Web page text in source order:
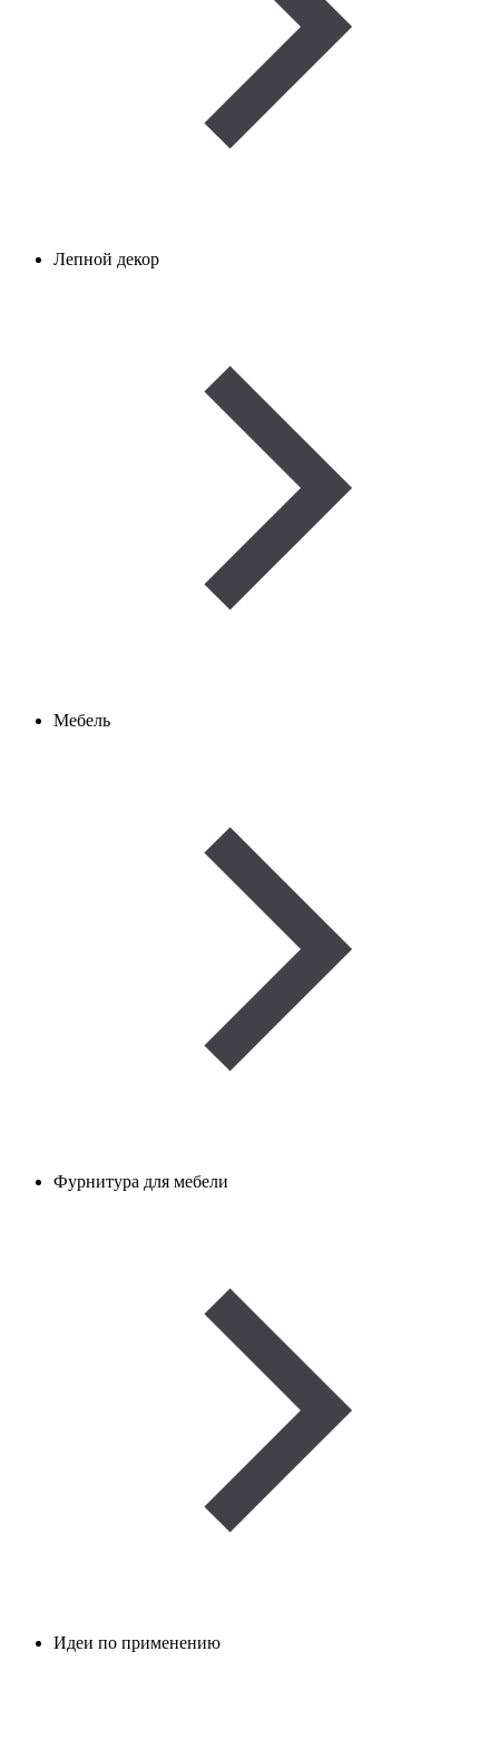
Лепной декор
Мебель
Фурнитура для мебели
Идеи по применению